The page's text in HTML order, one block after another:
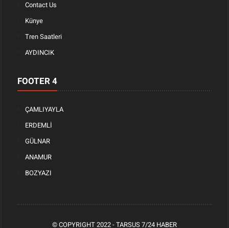
Contact Us
Künye
Tren Saatleri
AYDINCIK
FOOTER 4
ÇAMLIYAYLA
ERDEMLİ
GÜLNAR
ANAMUR
BOZYAZI
© COPYRIGHT 2022 - TARSUS 7/24 HABER